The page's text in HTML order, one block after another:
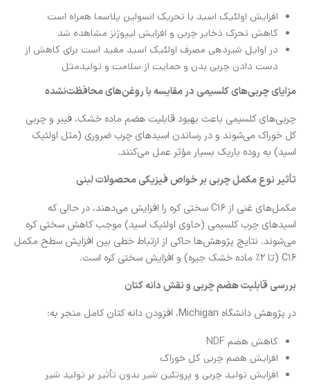
افزایش اولئیک اسید با تحریک انسولین پلاسما همراه است
کاهش تحرک ذخایر چربی و افزایش لیپوژنز مشاهده شد
در اوایل شیردهی مصرف اولئیک اسید مفید است برای کاهش از
دست دادن چربی بدن و حمایت از سلامت و تولیدمثل
مزایای چربی‌های کلسیمی در مقایسه با روغن‌های محافظت‌نشده
چربی‌های کلسیمی باعث بهبود قابلیت هضم ماده خشک، فیبر و چربی
کل خوراک می‌شوند و در رساندن اسیدهای چرب ضروری (مثل اولئیک
اسید) به روده باریک بسیار مؤثر عمل می‌کنند.
تأثیر نوع مکمل چربی بر خواص فیزیکی محصولات لبنی
مکمل‌های غنی از C16 سختی کره را افزایش می‌دهند، در حالی که
اسیدهای چرب کلسیمی (حاوی اولئیک اسید) موجب کاهش سختی کره
می‌شوند. نتایج پژوهش‌ها حاکی از ارتباط خطی بین افزایش سطح مکمل
C16 (تا 2٪ ماده خشک جیره) و افزایش سختی کره است.
بررسی قابلیت هضم چربی و نقش دانه کتان
در پژوهش دانشگاه Michigan، افزودن دانه کتان کامل منجر به:
کاهش هضم NDF
افزایش هضم چربی کل خوراک
افزایش تولید چربی و پروتئین شیر بدون تأثیر بر تولید شیر